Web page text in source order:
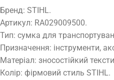
Бренд: STIHL.
Артикул: RA029009500.
Тип: сумка для
Призначення: інструменти,
Матеріал: зносостійкий
Колір: фірмовий стиль STIHL.